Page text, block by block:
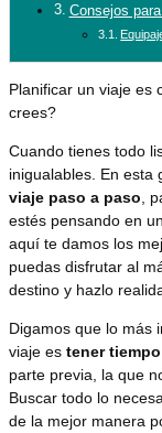
Consejos
Planificar un viaje es
crees?
Cuando tienes todo
inigualables. En esta
viaje paso a paso ,
estés pensando en
aquí te damos los
puedas disfrutar al
destino y hazlo
Digamos que lo más
viaje es tener
parte previa, la que
Buscar todo lo
de la mejor manera